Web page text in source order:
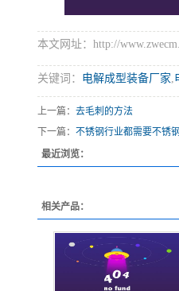
本文网址：http://
关键词： 电解成型装备厂家,
上一篇： 去毛刺的方法
下一篇： 不锈钢行业都需要不锈
最近浏览：
相关产品：